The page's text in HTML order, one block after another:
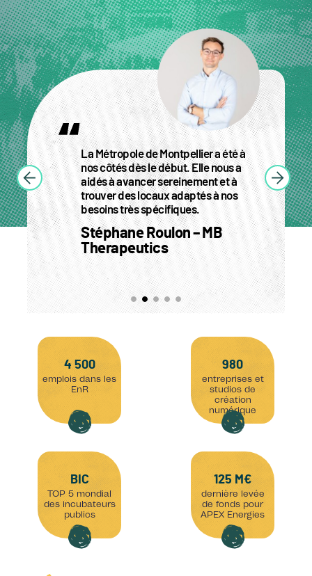
4 500
emplois dans les
EnR
980
entreprises et
studios de
création
numérique
BIC
TOP 5 mondial
des incubateurs
publics
125 M€
dernière levée
de fonds pour
APEX Energies
TÉMOIGNAGES
Montpellier a été à
début. Elle nous a
sereinement et à
adaptés à nos
– MB
La Métropole est une
l’accompagnement des
innovantes. Ici,
santé sont des valeurs
Montpellier est
ville de cœur.
Cédric Javault – AI